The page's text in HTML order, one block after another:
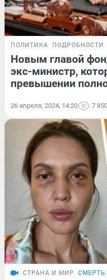
ПОЛИТИКА ПОДРОБНОСТИ
Новым главой
экс-министр,
превышении
26 апреля, 2024, 14:20 7 850
СТРАНА И МИР СМЕРТЬ